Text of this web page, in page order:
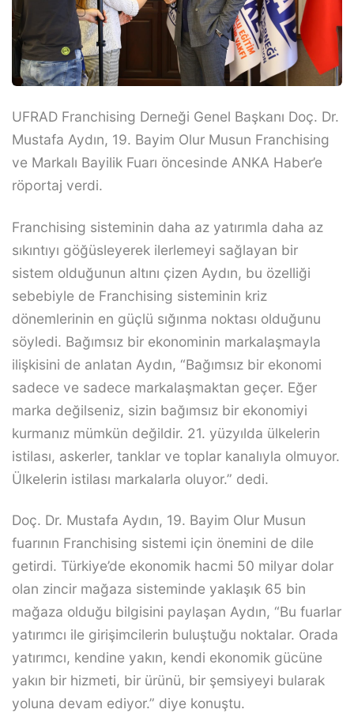
UFRAD Franchising Derneği Genel Başkanı Doç. Dr.
Mustafa Aydın, 19. Bayim Olur Musun Franchising
ve Markalı Bayilik Fuarı öncesinde ANKA Haber’e
röportaj verdi.
Franchising sisteminin daha az yatırımla daha az
sıkıntıyı göğüsleyerek ilerlemeyi sağlayan bir
sistem olduğunun altını çizen Aydın, bu özelliği
sebebiyle de Franchising sisteminin kriz
dönemlerinin en güçlü sığınma noktası olduğunu
söyledi. Bağımsız bir ekonominin markalaşmayla
ilişkisini de anlatan Aydın, “Bağımsız bir ekonomi
sadece ve sadece markalaşmaktan geçer. Eğer
marka değilseniz, sizin bağımsız bir ekonomiyi
kurmanız mümkün değildir. 21. yüzyılda ülkelerin
istilası, askerler, tanklar ve toplar kanalıyla olmuyor.
Ülkelerin istilası markalarla oluyor.” dedi.
Doç. Dr. Mustafa Aydın, 19. Bayim Olur Musun
fuarının Franchising sistemi için önemini de dile
getirdi. Türkiye’de ekonomik hacmi 50 milyar dolar
olan zincir mağaza sisteminde yaklaşık 65 bin
mağaza olduğu bilgisini paylaşan Aydın, “Bu fuarlar
yatırımcı ile girişimcilerin buluştuğu noktalar. Orada
yatırımcı, kendine yakın, kendi ekonomik gücüne
yakın bir hizmeti, bir ürünü, bir şemsiyeyi bularak
yoluna devam ediyor.” diye konuştu.